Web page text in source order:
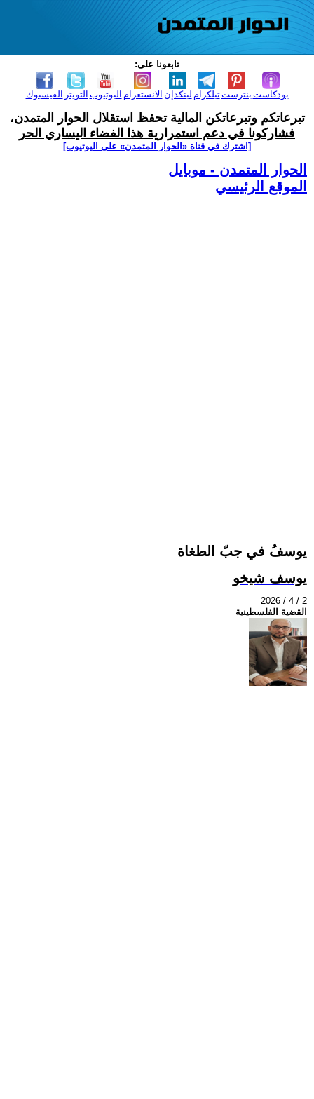
تابعونا على:
الفيسبوك التويتر اليوتيوب الانستغرام لينكدإن تيلكرامبنترست بودكاست
تبرعاتكم وتبرعاتكن المالية تحفظ استقلال الحوار المتمدن،
فشاركونا في دعم استمرارية هذا الفضاء اليساري الحر
[اشترك في قناة ‫«الحوار المتمدن» على اليوتيوب]
الحوار المتمدن - موبايل
الموقع الرئيسي
يوسفُ في جبّ الطغاة
يوسف شيخو
2026 / 4 / 2
القضية الفلسطينية